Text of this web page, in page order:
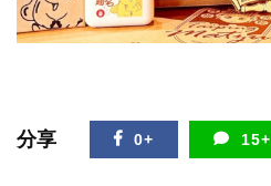
分享 0+ 15+